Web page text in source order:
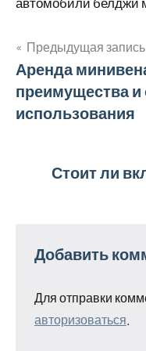
Навигация
по
Предыдущая запись
Аренда
преимущества и
использования
Стоит ли
Добавить
Для отправки
авторизоваться